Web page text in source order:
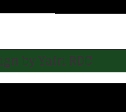
by Yafri RDC